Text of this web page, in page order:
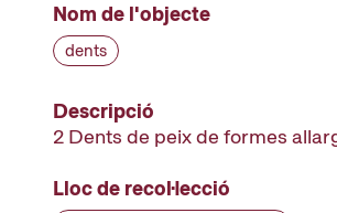
Nom de l'objecte
dents
Descripció
2 Dents de peix de formes
Lloc de recol·lecció